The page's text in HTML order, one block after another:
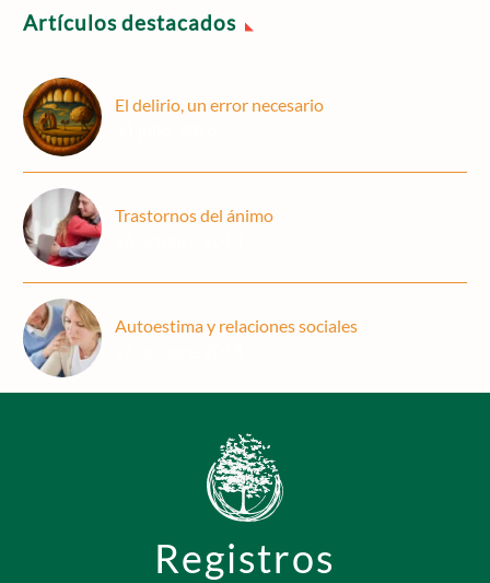
Artículos destacados
El delirio, un error necesario
Trastornos del ánimo
Autoestima y relaciones sociales
Registros